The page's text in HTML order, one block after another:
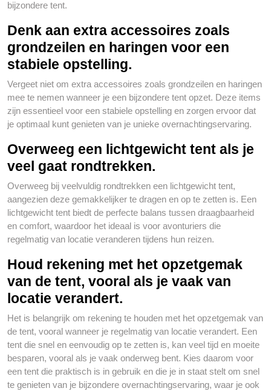
bijzondere tent.
Denk aan extra accessoires zoals
grondzeilen en haringen voor een
stabiele opstelling.
Vergeet niet om extra accessoires zoals grondzeilen en haringen
mee te nemen wanneer je een bijzondere tent opzet. Deze items
zijn essentieel voor een stabiele opstelling en zorgen ervoor dat
je optimaal kunt genieten van je unieke overnachtingservaring.
Overweeg een lichtgewicht tent als je
veel gaat rondtrekken.
Overweeg bij veelvuldig rondtrekken een lichtgewicht tent,
aangezien deze gemakkelijker te dragen en op te zetten is. Een
lichtgewicht tent biedt de perfecte balans tussen draagbaarheid
en comfort, waardoor het ideaal is voor avonturiers die
regelmatig van locatie veranderen tijdens hun reizen.
Houd rekening met het opzetgemak
van de tent, vooral als je vaak van
locatie verandert.
Het is belangrijk om rekening te houden met het opzetgemak van
de tent, vooral wanneer je regelmatig van locatie verandert. Een
tent die snel en eenvoudig op te zetten is, kan veel tijd en moeite
besparen, vooral als je vaak onderweg bent. Kies daarom voor
een tent die praktisch is in gebruik en die je in staat stelt om snel
te genieten van je bijzondere overnachtingservaring, waar je ook